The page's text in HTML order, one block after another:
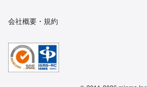
会社概要・規約